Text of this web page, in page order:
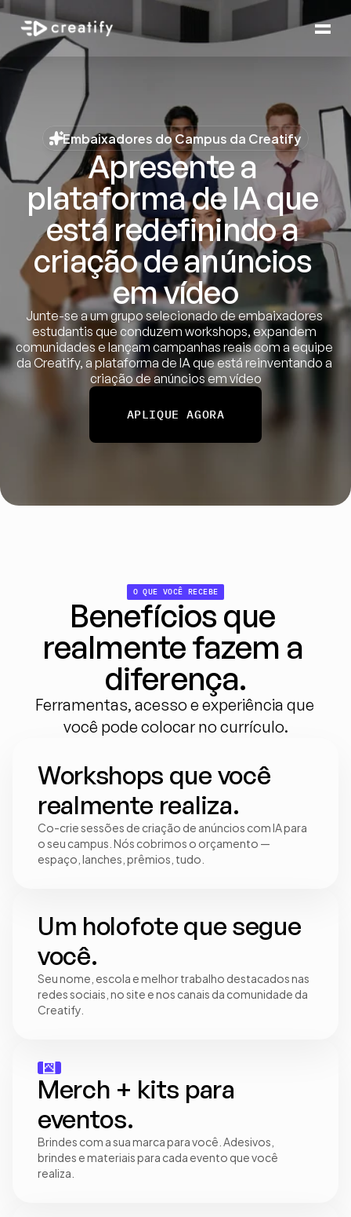
Embaixadores do Campus da Creatify
Apresente a
plataforma de IA que
está redefinindo a
criação de anúncios
em vídeo
Junte-se a um grupo selecionado de embaixadores
estudantis que conduzem workshops, expandem
comunidades e lançam campanhas reais com a equipe
da Creatify, a plataforma de IA que está reinventando a
criação de anúncios em vídeo
APLIQUE AGORA
O QUE VOCÊ RECEBE
Benefícios que
realmente fazem a
diferença.
Ferramentas, acesso e experiência que
você pode colocar no currículo.
Workshops que você
realmente realiza.
Co-crie sessões de criação de anúncios com IA para
o seu campus. Nós cobrimos o orçamento —
espaço, lanches, prêmios, tudo.
Um holofote que segue
você.
Seu nome, escola e melhor trabalho destacados nas
redes sociais, no site e nos canais da comunidade da
Creatify.
Merch + kits para
eventos.
Brindes com a sua marca para você. Adesivos,
brindes e materiais para cada evento que você
realiza.